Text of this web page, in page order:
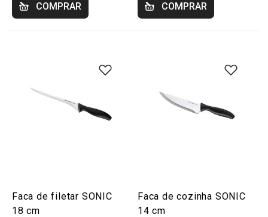
COMPRAR COMPRAR
Faca de filetar SONIC
18 cm
Faca de cozinha SONIC
14 cm